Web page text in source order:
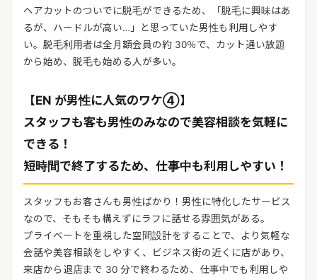
ヘアカットのついでに脱毛ができるため、「脱毛に興味はあ
るが、ハードルが高い…」と思っていた男性も利用しやす
い。脱毛利用者は全月額会員の約 30％で、カット通い放題
から始め、脱毛も始める人が多い。
【EN が男性に人気のワケ④】
スタッフも客も男性のみなので美容相談を気軽に
できる！
短時間で終了するため、仕事中も利用しやすい！
スタッフもお客さんも男性ばかり！男性に特化したサービス
なので、そもそも構えずにラフに話せる雰囲気がある。
プライベートを重視した空間設計をすることで、より気軽な
会話や美容相談をしやすく、ビジネス街の近くに店があり、
来店から退店まで 30 分で終わるため、仕事中でも利用しや